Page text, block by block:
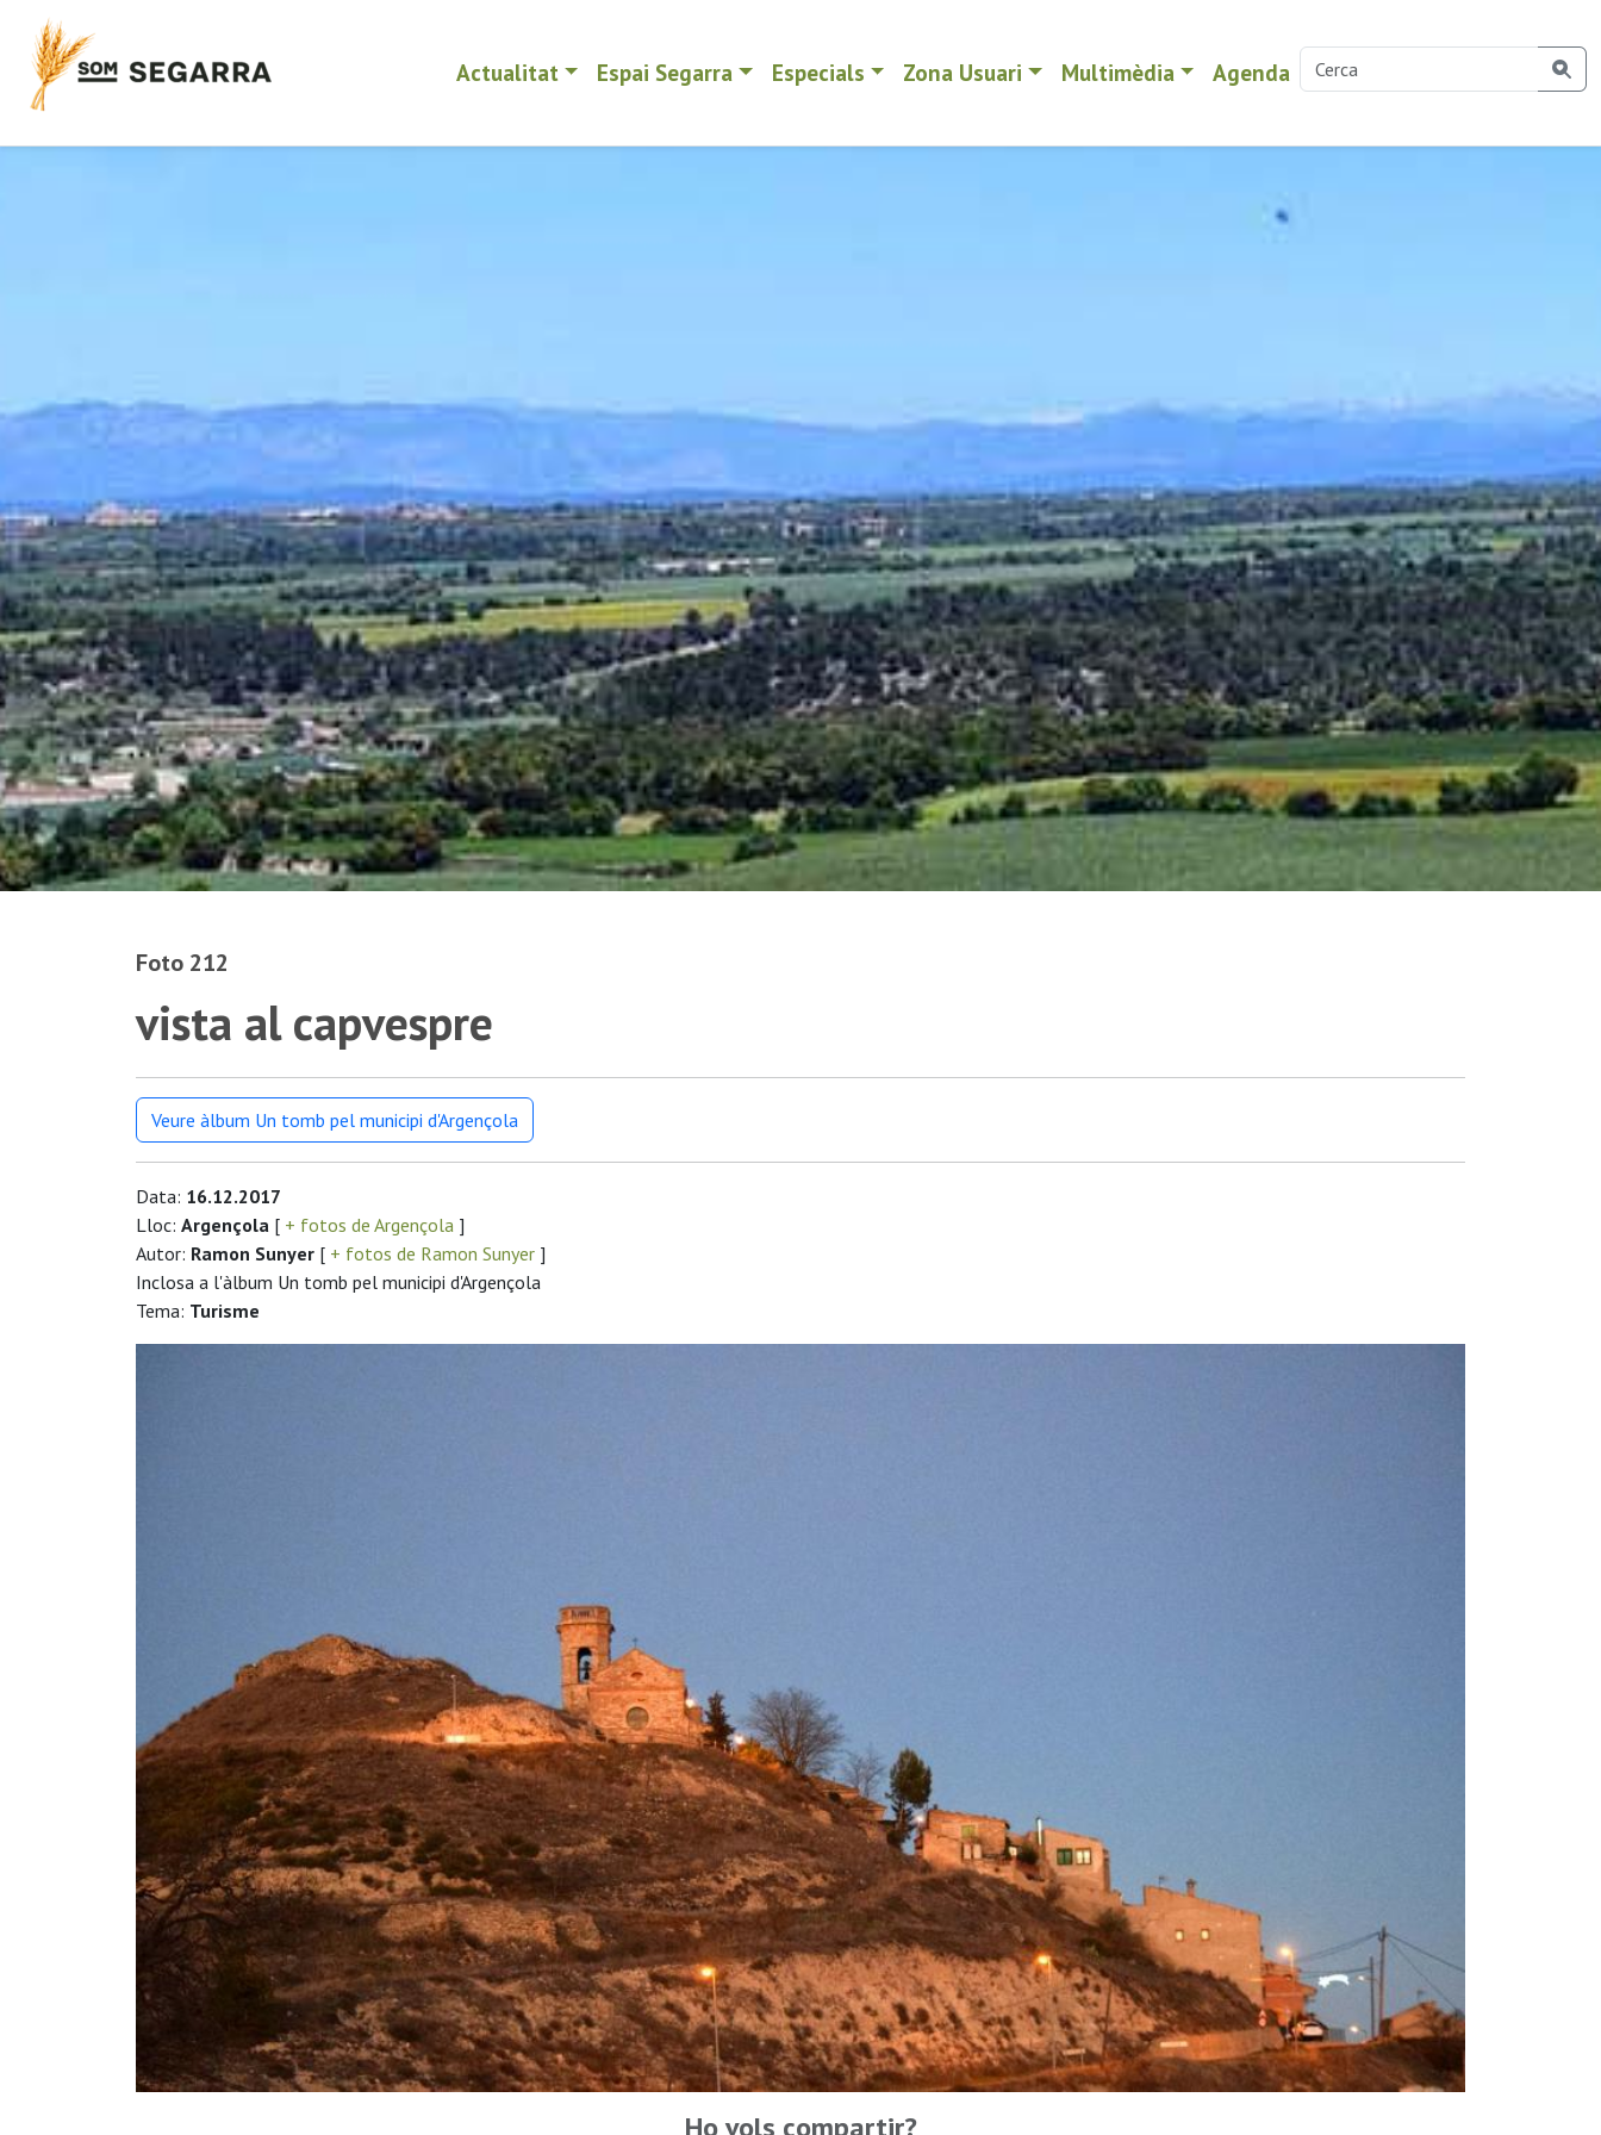
Actualitat Espai Segarra Especials Zona Usuari Multimèdia Agenda
Foto 212
vista al capvespre
Veure àlbum Un tomb pel municipi d'Argençola
Data: 16.12.2017
Lloc: Argençola [ + fotos de Argençola ]
Autor: Ramon Sunyer [ + fotos de Ramon Sunyer ]
Inclosa a l'àlbum Un tomb pel municipi d'Argençola
Tema: Turisme
Ho vols compartir?